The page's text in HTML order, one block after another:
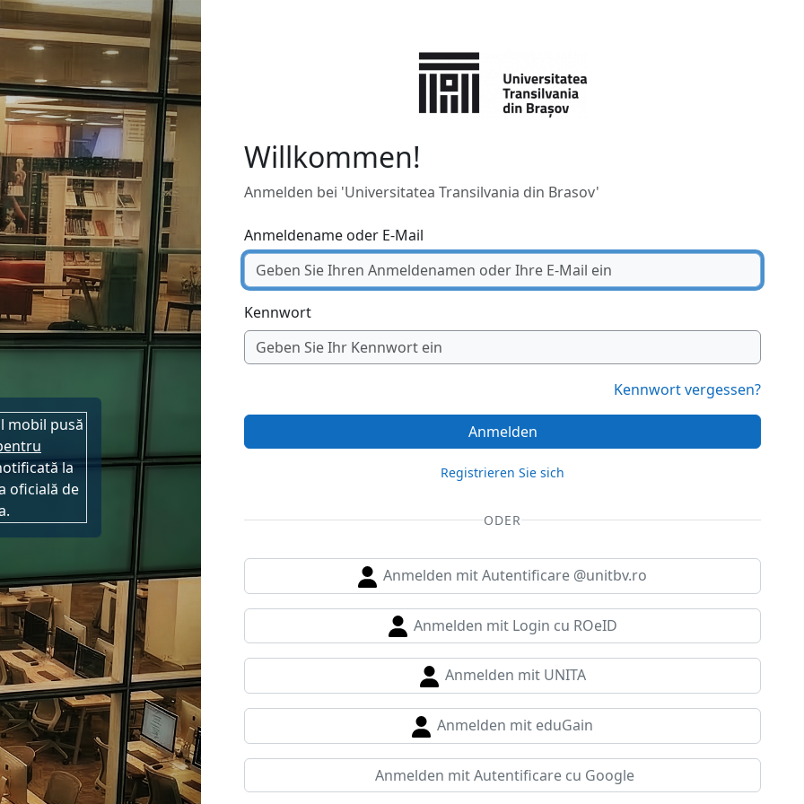
mobil pusă
la
oficială de
Willkommen!
Anmelden bei 'Universitatea Transilvania din Brasov'
Anmeldename oder E-Mail
Kennwort
Kennwort vergessen?
Anmelden
Registrieren Sie sich
ODER
Anmelden mit Autentificare @unitbv.ro
Anmelden mit Login cu ROeID
Anmelden mit UNITA
Anmelden mit eduGain
Anmelden mit Autentificare cu Google